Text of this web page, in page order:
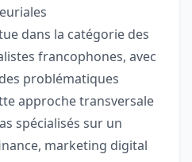
dans la catégorie des
francophones, avec
problématiques
approche transversale
spécialisés sur un
marketing digital